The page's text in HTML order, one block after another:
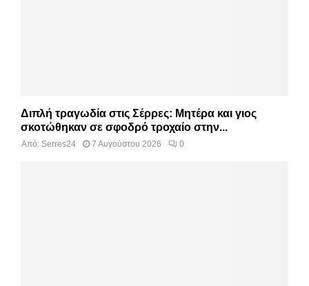
Διπλή τραγωδία στις Σέρρες: Μητέρα και γιος
σκοτώθηκαν σε σφοδρό τροχαίο στην...
Από: Serres24 7 Αυγούστου 2026 0